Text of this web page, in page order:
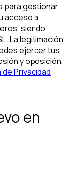
para gestionar
acceso a
siendo
La legitimación
ejercer tus
y oposición,
de Privacidad
en